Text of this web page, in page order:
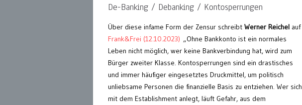
De-Banking / Debanking / Kontosperrungen
Über diese infame Form der Zensur schreibt Werner Reichel auf
Frank&Frei (12.10.2023) „Ohne Bankkonto ist ein normales
Leben nicht möglich, wer keine Bankverbindung hat, wird zum
Bürger zweiter Klasse. Kontosperrungen sind ein drastisches
und immer häufiger eingesetztes Druckmittel, um politisch
unliebsame Personen die finanzielle Basis zu entziehen. Wer sich
mit dem Establishment anlegt, läuft Gefahr, aus dem